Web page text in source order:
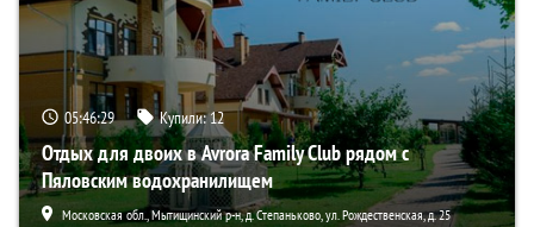
05:46:27 Купили:12
Отдых для двоих в Avrora Family Club рядом с
Пяловским водохранилищем
Московская обл., Мытищинский р-н, д. Степаньково, ул. Рождественская, д. 25